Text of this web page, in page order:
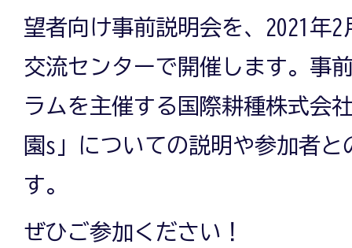
望者向け事前説明会を、2021年
交流センターで開催します。事
ラムを主催する国際耕種株式会
園s」についての説明や参加者
す。
ぜひご参加ください！